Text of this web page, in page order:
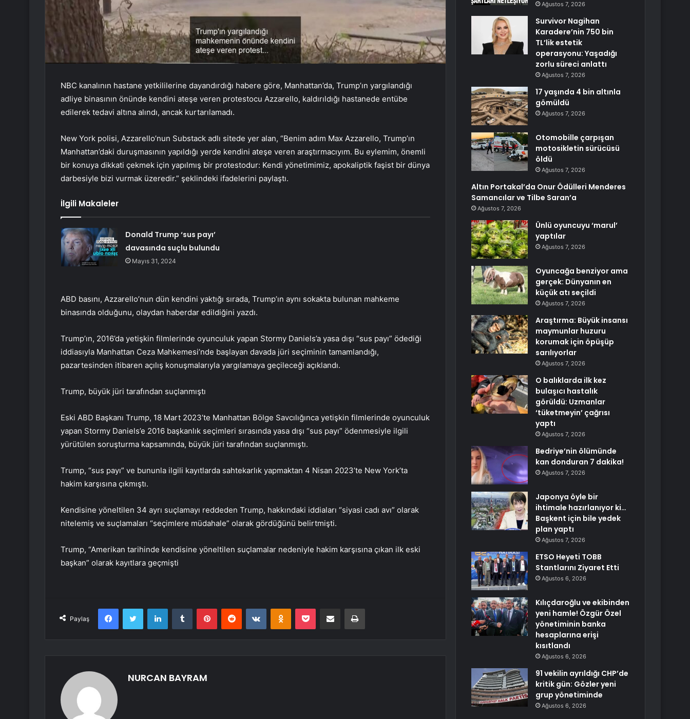
NBC kanalının hastane yetkililerine dayandırdığı habere göre, Manhattan’da, Trump’ın yargılandığı
adliye binasının önünde kendini ateşe veren protestocu Azzarello, kaldırıldığı hastanede entübe
edilerek tedavi altına alındı, ancak kurtarılamadı.
​​​​​​​New York polisi, Azzarello’nun Substack adlı sitede yer alan, “Benim adım Max Azzarello, Trump’ın
Manhattan’daki duruşmasının yapıldığı yerde kendini ateşe veren araştırmacıyım. Bu eylemim, önemli
bir konuya dikkati çekmek için yapılmış bir protestodur: Kendi yönetimimiz, apokaliptik faşist bir dünya
darbesiyle bizi vurmak üzeredir.” şeklindeki ifadelerini paylaştı.
İlgili Makaleler
Donald Trump ‘sus payı’
davasında suçlu bulundu
Mayıs 31, 2024
ABD basını, Azzarello’nun dün kendini yaktığı sırada, Trump’ın aynı sokakta bulunan mahkeme
binasında olduğunu, olaydan haberdar edildiğini yazdı.
Trump’ın, 2016’da yetişkin filmlerinde oyunculuk yapan Stormy Daniels’a yasa dışı “sus payı” ödediği
iddiasıyla Manhattan Ceza Mahkemesi’nde başlayan davada jüri seçiminin tamamlandığı,
pazartesinden itibaren açılış konuşmalarıyla yargılamaya geçileceği açıklandı.
Trump, büyük jüri tarafından suçlanmıştı
Eski ABD Başkanı Trump, 18 Mart 2023’te Manhattan Bölge Savcılığınca yetişkin filmlerinde oyunculuk
yapan Stormy Daniels’e 2016 başkanlık seçimleri sırasında yasa dışı “sus payı” ödenmesiyle ilgili
yürütülen soruşturma kapsamında, büyük jüri tarafından suçlanmıştı.
Trump, “sus payı” ve bununla ilgili kayıtlarda sahtekarlık yapmaktan 4 Nisan 2023’te New York’ta
hakim karşısına çıkmıştı.
Kendisine yöneltilen 34 ayrı suçlamayı reddeden Trump, hakkındaki iddiaları “siyasi cadı avı” olarak
nitelemiş ve suçlamaları “seçimlere müdahale” olarak gördüğünü belirtmişti.
Trump, “Amerikan tarihinde kendisine yöneltilen suçlamalar nedeniyle hakim karşısına çıkan ilk eski
başkan” olarak kayıtlara geçmişti
Paylaş
FacebookTwitter LinkedInTumblr PinterestReddit VKontakteOdnoklassniki
Pocket E-Posta ile paylaş Yazdır
NURCAN BAYRAM
Ağustos 7, 2026
Survivor Nagihan
Karadere’nin 750 bin
TL’lik estetik
operasyonu: Yaşadığı
zorlu süreci anlattı
Ağustos 7, 2026
17 yaşında 4 bin altınla
gömüldü
Ağustos 7, 2026
Otomobille çarpışan
motosikletin sürücüsü
öldü
Ağustos 7, 2026
Altın Portakal’da Onur Ödülleri Menderes
Samancılar ve Tilbe Saran’a
Ağustos 7, 2026
Ünlü oyuncuyu ‘marul’
yaptılar
Ağustos 7, 2026
Oyuncağa benziyor ama
gerçek: Dünyanın en
küçük atı seçildi
Ağustos 7, 2026
Araştırma: Büyük insansı
maymunlar huzuru
korumak için öpüşüp
sarılıyorlar
Ağustos 7, 2026
O balıklarda ilk kez
bulaşıcı hastalık
görüldü: Uzmanlar
‘tüketmeyin’ çağrısı
yaptı
Ağustos 7, 2026
Bedriye’nin ölümünde
kan donduran 7 dakika!
Ağustos 7, 2026
Japonya öyle bir
ihtimale hazırlanıyor ki…
Başkent için bile yedek
plan yaptı
Ağustos 7, 2026
ETSO Heyeti TOBB
Stantlarını Ziyaret Etti
Ağustos 6, 2026
Kılıçdaroğlu ve ekibinden
yeni hamle! Özgür Özel
yönetiminin banka
hesaplarına erişi
kısıtlandı
Ağustos 6, 2026
91 vekilin ayrıldığı CHP’de
kritik gün: Gözler yeni
grup yönetiminde
Ağustos 6, 2026